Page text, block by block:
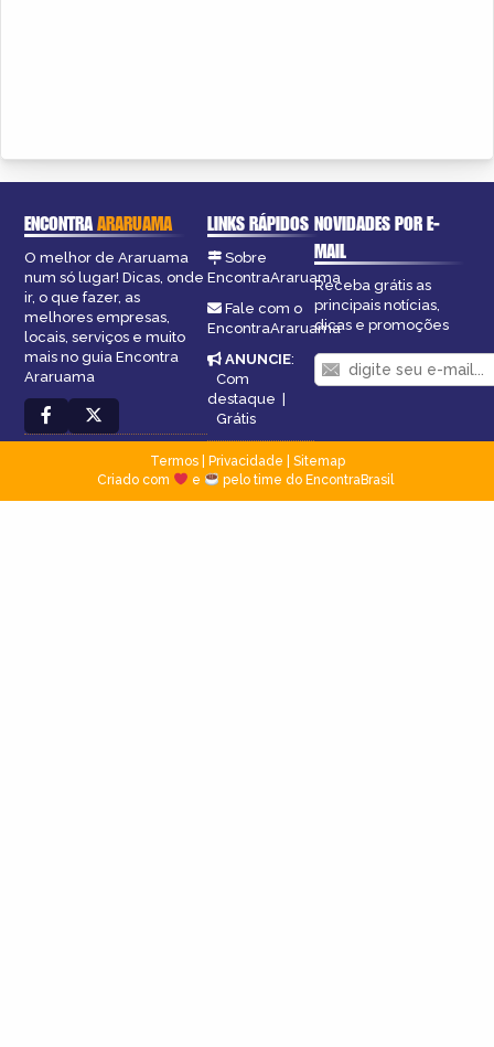
ENCONTRAARARUAMA
O melhor de Araruama
num só lugar! Dicas, onde
ir, o que fazer, as
melhores empresas,
locais, serviços e muito
mais no guia Encontra
Araruama
LINKS RÁPIDOS
Sobre
EncontraAraruama
Fale com o
EncontraAraruama
ANUNCIE:
Com
destaque |
Grátis
NOVIDADES POR E-
MAIL
Receba grátis as
principais notícias,
dicas e promoções
Termos| Privacidade
Sitemap
Criado com
e pelo time do EncontraBrasil